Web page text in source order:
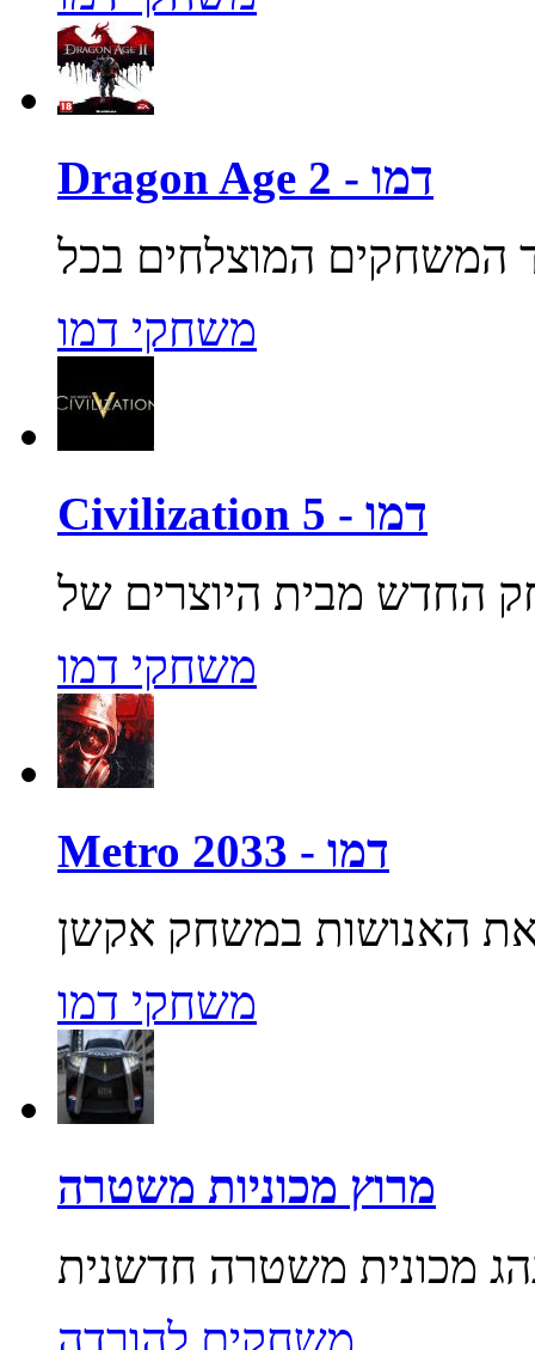
Dragon Age 2 - דמו
משחקי דמו
Civilization 5 - דמו
משחקי דמו
Metro 2033 - דמו
משחקי דמו
מרוץ מכוניות משטרה
משחקים להורדה